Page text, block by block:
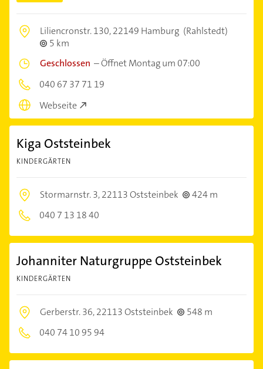
Liliencronstr. 130,22149 Hamburg (Rahlstedt)
5 km
Geschlossen –Öffnet Montag um 07:00
040 67 37 71 19
Webseite
Kiga Oststeinbek
KINDERGÄRTEN
Stormarnstr. 3,22113 Oststeinbek
424 m
040 7 13 18 40
Johanniter Naturgruppe Oststeinbek
KINDERGÄRTEN
Gerberstr. 36,22113 Oststeinbek
548 m
040 74 10 95 94